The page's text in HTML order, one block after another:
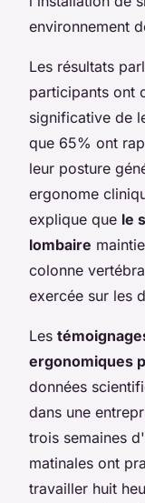
environnement
Les résultats
participants ont
significative de
que 65% ont
leur posture
ergonome
explique que le
lombaire
colonne
exercée sur les
Les
ergonomiques
données
dans une
trois semaines
matinales ont
travailler huit